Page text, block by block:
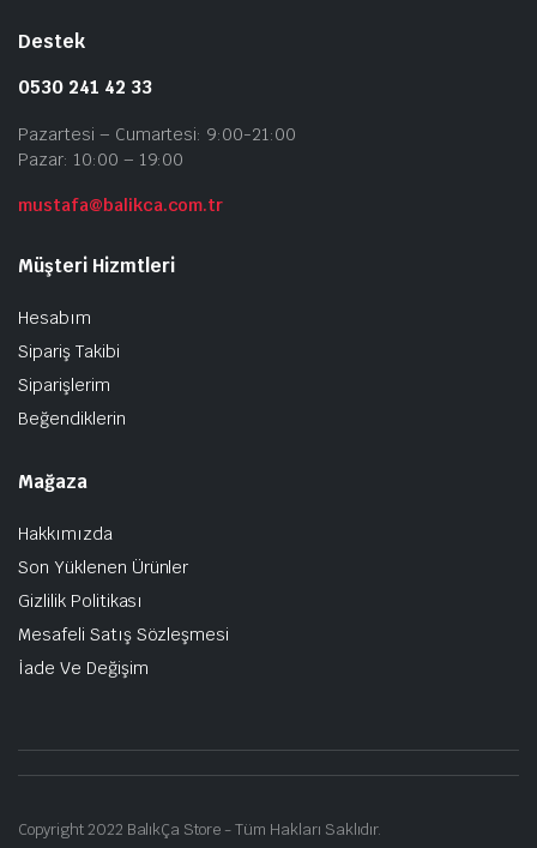
Destek
0530 241 42 33
Pazartesi – Cumartesi: 9:00-21:00
Pazar: 10:00 – 19:00
mustafa@balikca.com.tr
Müşteri Hizmtleri
Hesabım
Sipariş Takibi
Siparişlerim
Beğendiklerin
Mağaza
Hakkımızda
Son Yüklenen Ürünler
Gizlilik Politikası
Mesafeli Satış Sözleşmesi
İade Ve Değişim
Copyright 2022 BalıkÇa Store - Tüm Hakları Saklıdır.